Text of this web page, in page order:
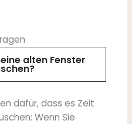
alten Fenster
dafür, dass es Zeit
Wenn Sie